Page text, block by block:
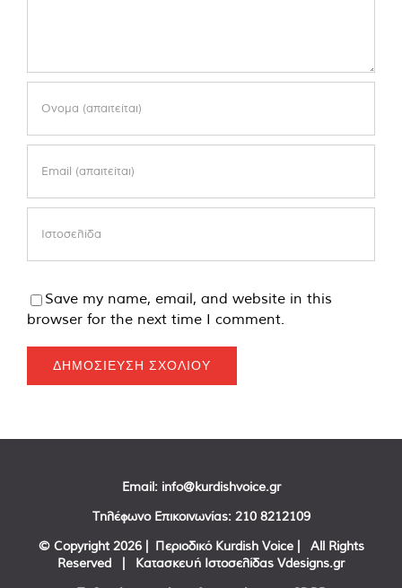
Save my name, email, and website in this
browser for the next time I comment.
Email: info@kurdishvoice.gr
Τηλέφωνο Επικοινωνίας: 210 8212109
© Copyright 2026 | Περιοδικό Kurdish Voice | All Rights
Reserved | Κατασκευή Ιστοσελίδας Vdesigns.gr